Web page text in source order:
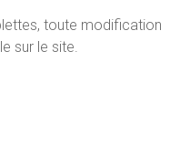
toute modification
sur le site.